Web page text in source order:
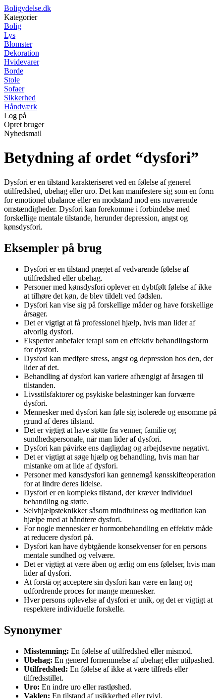
Boligydelse.dk
Kategorier
Bolig
Lys
Blomster
Dekoration
Hvidevarer
Borde
Stole
Sofaer
Sikkerhed
Håndværk
Log på
Opret bruger
Nyhedsmail
Betydning af ordet “dysfori”
Dysfori er en tilstand karakteriseret ved en følelse af generel
utilfredshed, ubehag eller uro. Det kan manifestere sig som en form
for emotionel ubalance eller en modstand mod ens nuværende
omstændigheder. Dysfori kan forekomme i forbindelse med
forskellige mentale tilstande, herunder depression, angst og
kønsdysfori.
Eksempler på brug
Dysfori er en tilstand præget af vedvarende følelse af
utilfredshed eller ubehag.
Personer med kønsdysfori oplever en dybtfølt følelse af ikke
at tilhøre det køn, de blev tildelt ved fødslen.
Dysfori kan vise sig på forskellige måder og have forskellige
årsager.
Det er vigtigt at få professionel hjælp, hvis man lider af
alvorlig dysfori.
Eksperter anbefaler terapi som en effektiv behandlingsform
for dysfori.
Dysfori kan medføre stress, angst og depression hos den, der
lider af det.
Behandling af dysfori kan variere afhængigt af årsagen til
tilstanden.
Livsstilsfaktorer og psykiske belastninger kan forværre
dysfori.
Mennesker med dysfori kan føle sig isolerede og ensomme på
grund af deres tilstand.
Det er vigtigt at have støtte fra venner, familie og
sundhedspersonale, når man lider af dysfori.
Dysfori kan påvirke ens dagligdag og arbejdsevne negativt.
Det er vigtigt at søge hjælp og behandling, hvis man har
mistanke om at lide af dysfori.
Personer med kønsdysfori kan gennemgå kønsskifteoperation
for at lindre deres lidelse.
Dysfori er en kompleks tilstand, der kræver individuel
behandling og støtte.
Selvhjælpsteknikker såsom mindfulness og meditation kan
hjælpe med at håndtere dysfori.
For nogle mennesker er hormonbehandling en effektiv måde
at reducere dysfori på.
Dysfori kan have dybtgående konsekvenser for en persons
mentale sundhed og velvære.
Det er vigtigt at være åben og ærlig om ens følelser, hvis man
lider af dysfori.
At forstå og acceptere sin dysfori kan være en lang og
udfordrende proces for mange mennesker.
Hver persons oplevelse af dysfori er unik, og det er vigtigt at
respektere individuelle forskelle.
Synonymer
Misstemning: En følelse af utilfredshed eller mismod.
Ubehag: En generel fornemmelse af ubehag eller utilpashed.
Utilfredshed: En følelse af ikke at være tilfreds eller
tilfredsstillet.
Uro: En indre uro eller rastløshed.
Vaklen: En tilstand af usikkerhed eller tvivl.